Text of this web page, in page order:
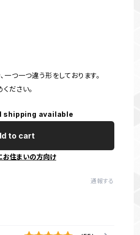
一つ一つ違う形をしております。
ださい。
shipping available
to cart
お住まいの方向け
通報する